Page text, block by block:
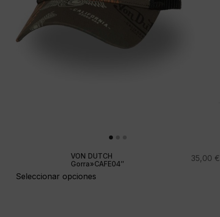
VON DUTCH
Gorra»CAFE04″
Seleccionar opciones
35,00 €